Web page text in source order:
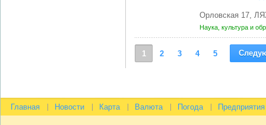
Орловская 17,
Наука, культура и
1 2 3 4 5
Главная Новости Карта Валюта Погода Предприятия